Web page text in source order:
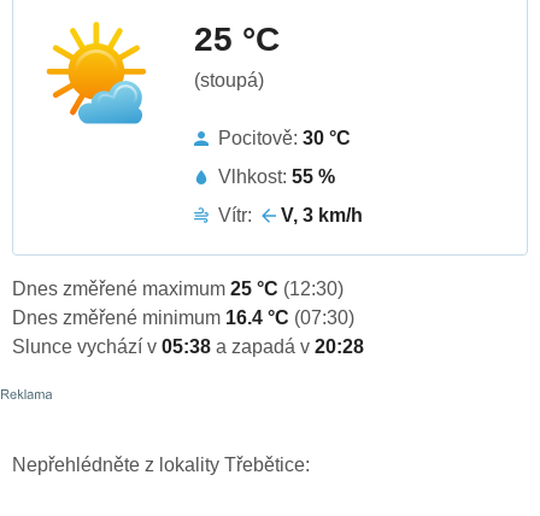
25 °C
(stoupá)
Pocitově: 30 °C
Vlhkost: 55 %
Vítr:
V, 3 km/h
Dnes změřené maximum 25 °C (12:30)
Dnes změřené minimum 16.4 °C (07:30)
Slunce vychází v 05:38 a zapadá v 20:28
Nepřehlédněte z lokality Třebětice: